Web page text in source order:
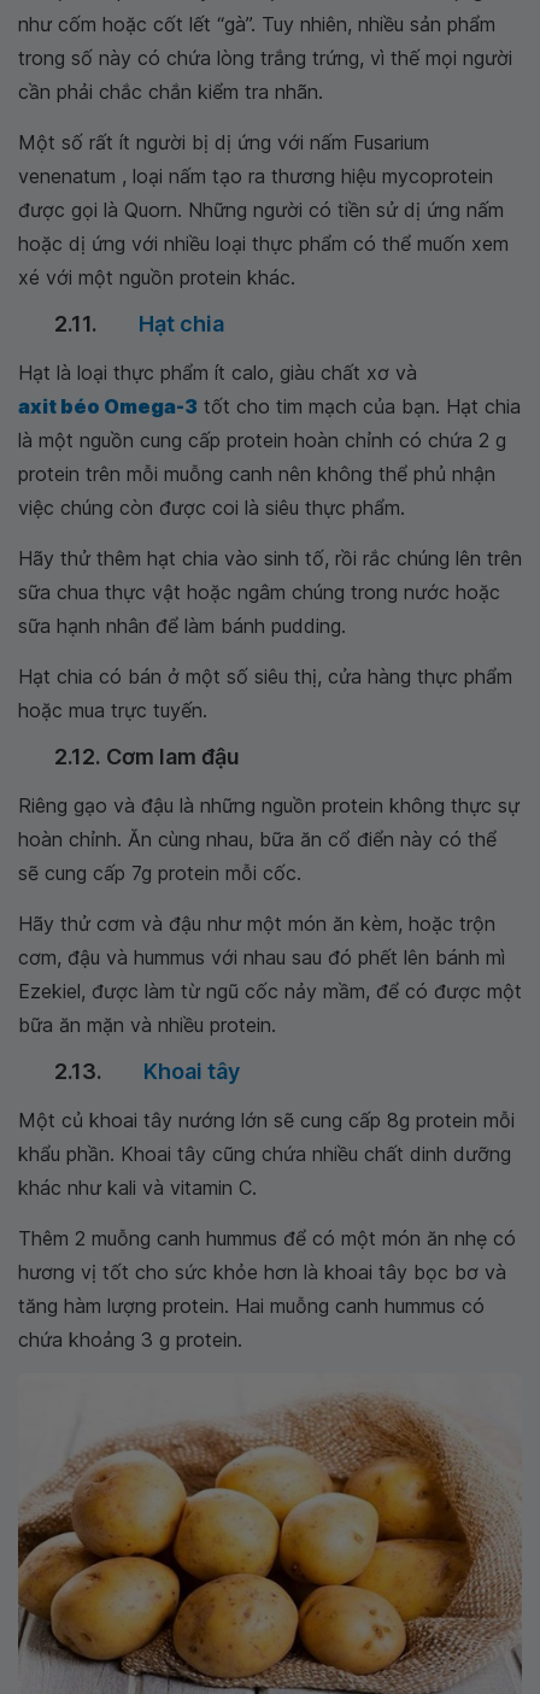
như cốm hoặc cốt lết “gà”. Tuy nhiên, nhiều sản phẩm
trong số này có chứa lòng trắng trứng, vì thế mọi người
cần phải chắc chắn kiểm tra nhãn.
Một số rất ít người bị dị ứng với nấm Fusarium
venenatum , loại nấm tạo ra thương hiệu mycoprotein
được gọi là Quorn. Những người có tiền sử dị ứng nấm
hoặc dị ứng với nhiều loại thực phẩm có thể muốn xem
xé với một nguồn protein khác.
2.11. Hạt chia
Hạt là loại thực phẩm ít calo, giàu chất xơ và
axit béo Omega-3 tốt cho tim mạch của bạn. Hạt chia
là một nguồn cung cấp protein hoàn chỉnh có chứa 2 g
protein trên mỗi muỗng canh nên không thể phủ nhận
việc chúng còn được coi là siêu thực phẩm.
Hãy thử thêm hạt chia vào sinh tố, rồi rắc chúng lên trên
sữa chua thực vật hoặc ngâm chúng trong nước hoặc
sữa hạnh nhân để làm bánh pudding.
Hạt chia có bán ở một số siêu thị, cửa hàng thực phẩm
hoặc mua trực tuyến.
2.12. Cơm lam đậu
Riêng gạo và đậu là những nguồn protein không thực sự
hoàn chỉnh. Ăn cùng nhau, bữa ăn cổ điển này có thể
sẽ cung cấp 7g protein mỗi cốc.
Hãy thử cơm và đậu như một món ăn kèm, hoặc trộn
cơm, đậu và hummus với nhau sau đó phết lên bánh mì
Ezekiel, được làm từ ngũ cốc nảy mầm, để có được một
bữa ăn mặn và nhiều protein.
2.13. Khoai tây
Một củ khoai tây nướng lớn sẽ cung cấp 8g protein mỗi
khẩu phần. Khoai tây cũng chứa nhiều chất dinh dưỡng
khác như kali và vitamin C.
Thêm 2 muỗng canh hummus để có một món ăn nhẹ có
hương vị tốt cho sức khỏe hơn là khoai tây bọc bơ và
tăng hàm lượng protein. Hai muỗng canh hummus có
chứa khoảng 3 g protein.